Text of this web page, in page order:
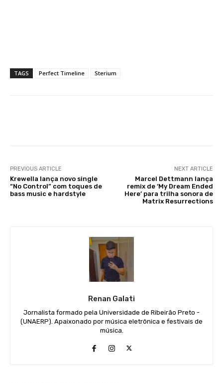
TAGS Perfect Timeline Sterium
PREVIOUS ARTICLE
Krewella lança novo single
“No Control” com toques de
bass music e hardstyle
NEXT ARTICLE
Marcel Dettmann lança
remix de ‘My Dream Ended
Here’ para trilha sonora de
Matrix Resurrections
Renan Galati
Jornalista formado pela Universidade de Ribeirão Preto -
(UNAERP). Apaixonado por música eletrônica e festivais de
música.